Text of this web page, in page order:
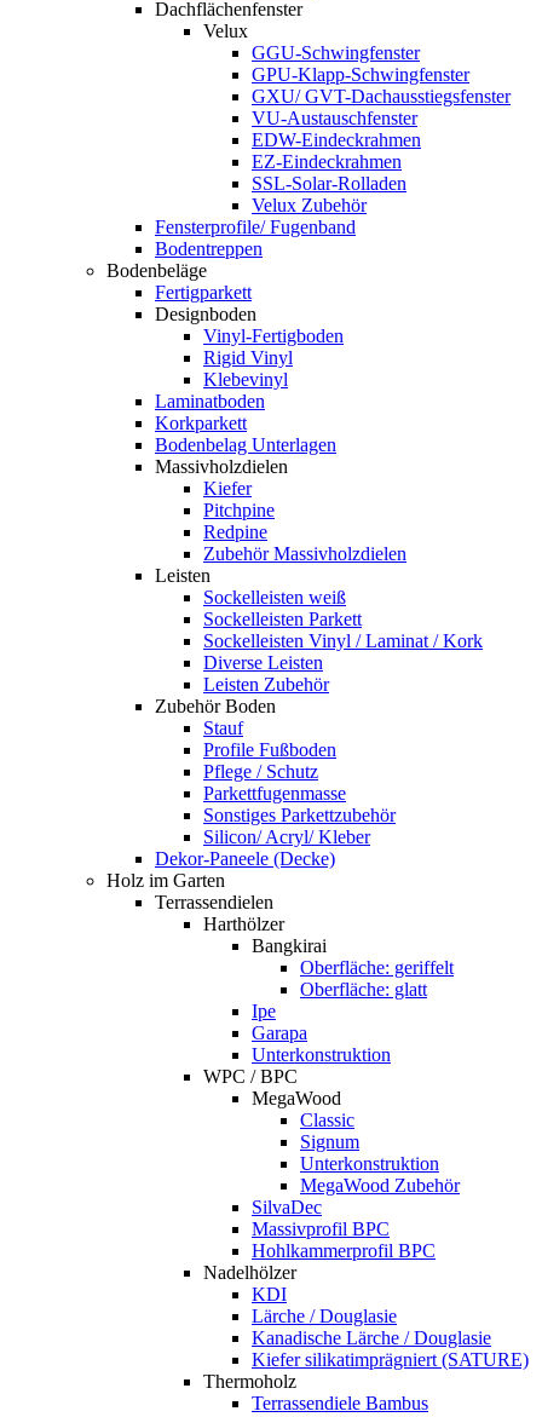
Dachflächenfenster
Velux
GGU-Schwingfenster
GPU-Klapp-Schwingfenster
GXU/ GVT-Dachausstiegsfenster
VU-Austauschfenster
EDW-Eindeckrahmen
EZ-Eindeckrahmen
SSL-Solar-Rolladen
Velux Zubehör
Fensterprofile/ Fugenband
Bodentreppen
Bodenbeläge
Fertigparkett
Designboden
Vinyl-Fertigboden
Rigid Vinyl
Klebevinyl
Laminatboden
Korkparkett
Bodenbelag Unterlagen
Massivholzdielen
Kiefer
Pitchpine
Redpine
Zubehör Massivholzdielen
Leisten
Sockelleisten weiß
Sockelleisten Parkett
Sockelleisten Vinyl / Laminat / Kork
Diverse Leisten
Leisten Zubehör
Zubehör Boden
Stauf
Profile Fußboden
Pflege / Schutz
Parkettfugenmasse
Sonstiges Parkettzubehör
Silicon/ Acryl/ Kleber
Dekor-Paneele (Decke)
Holz im Garten
Terrassendielen
Harthölzer
Bangkirai
Oberfläche: geriffelt
Oberfläche: glatt
Ipe
Garapa
Unterkonstruktion
WPC / BPC
MegaWood
Classic
Signum
Unterkonstruktion
MegaWood Zubehör
SilvaDec
Massivprofil BPC
Hohlkammerprofil BPC
Nadelhölzer
KDI
Lärche / Douglasie
Kanadische Lärche / Douglasie
Kiefer silikatimprägniert (SATURE)
Thermoholz
Terrassendiele Bambus